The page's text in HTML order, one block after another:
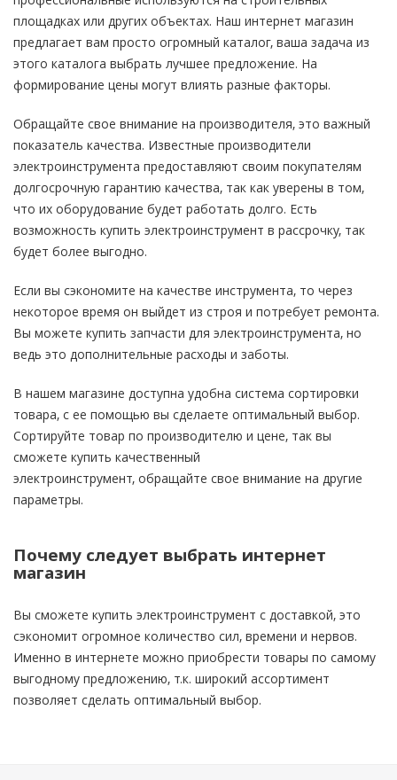
площадках или других объектах. Наш интернет магазин
предлагает вам просто огромный каталог, ваша задача из
этого каталога выбрать лучшее предложение. На
формирование цены могут влиять разные факторы.
Обращайте свое внимание на производителя, это важный
показатель качества. Известные производители
электроинструмента предоставляют своим покупателям
долгосрочную гарантию качества, так как уверены в том,
что их оборудование будет работать долго. Есть
возможность купить электроинструмент в рассрочку, так
будет более выгодно.
Если вы сэкономите на качестве инструмента, то через
некоторое время он выйдет из строя и потребует ремонта.
Вы можете купить запчасти для электроинструмента, но
ведь это дополнительные расходы и заботы.
В нашем магазине доступна удобна система сортировки
товара, с ее помощью вы сделаете оптимальный выбор.
Сортируйте товар по производителю и цене, так вы
сможете купить качественный
электроинструмент, обращайте свое внимание на другие
параметры.
Почему следует выбрать интернет
магазин
Вы сможете купить электроинструмент с доставкой, это
сэкономит огромное количество сил, времени и нервов.
Именно в интернете можно приобрести товары по самому
выгодному предложению, т.к. широкий ассортимент
позволяет сделать оптимальный выбор.